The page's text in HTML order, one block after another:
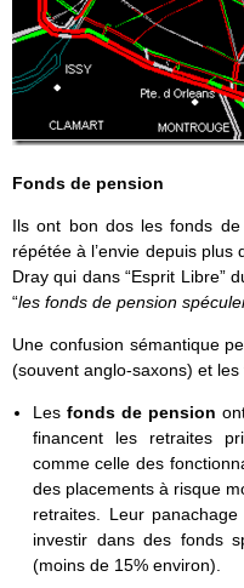
Fonds de pension
Ils ont bon dos les fonds
répétée à l’envie depuis plus
Dray qui dans “Esprit Libre”
“les fonds de pension
Une confusion sémantique
(souvent anglo-saxons) et
Les fonds de pension
financent les retraites
comme celle des
des placements à risque
retraites. Leur
investir dans des fonds
(moins de 15% environ).